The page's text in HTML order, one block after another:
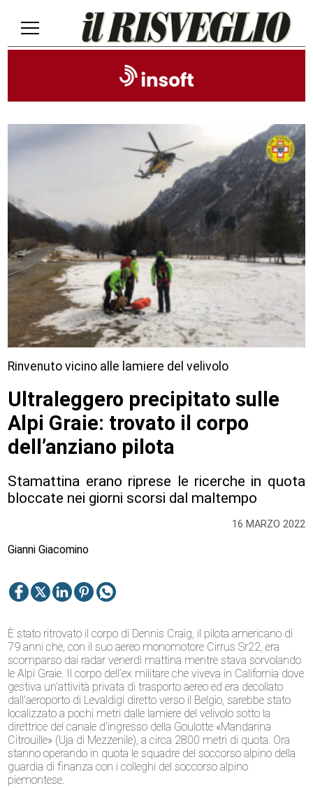
16 MARZO 2022
Rinvenuto vicino alle lamiere del velivolo
Ultraleggero precipitato sulle
Alpi Graie: trovato il corpo
dell’anziano pilota
Stamattina erano riprese le ricerche in quota
bloccate nei giorni scorsi dal maltempo
Gianni Giacomino
È stato ritrovato il corpo di Dennis Craig, il pilota americano di
79 anni che, con il suo aereo monomotore Cirrus Sr22, era
scomparso dai radar venerdì mattina mentre stava sorvolando
le Alpi Graie. Il corpo dell’ex militare che viveva in California dove
gestiva un’attività privata di trasporto aereo ed era decollato
dall’aeroporto di Levaldigi diretto verso il Belgio, sarebbe stato
localizzato a pochi metri dalle lamiere del velivolo sotto la
direttrice del canale d’ingresso della Goulotte «Mandarina
Citrouille» (Uja di Mezzenile), a circa 2800 metri di quota. Ora
stanno operando in quota le squadre del soccorso alpino della
guardia di finanza con i colleghi del soccorso alpino
piemontese.